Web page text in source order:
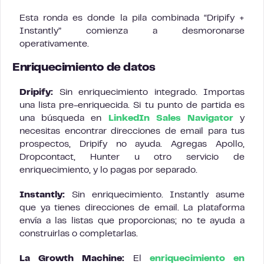
Esta ronda es donde la pila combinada “Dripify +
Instantly” comienza a desmoronarse
operativamente.
Enriquecimiento de datos
Dripify: Sin enriquecimiento integrado. Importas
una lista pre-enriquecida. Si tu punto de partida es
una búsqueda en
LinkedIn Sales Navigatory
necesitas encontrar direcciones de email para tus
prospectos, Dripify no ayuda. Agregas Apollo,
Dropcontact, Hunter u otro servicio de
enriquecimiento, y lo pagas por separado.
Instantly: Sin enriquecimiento. Instantly asume
que ya tienes direcciones de email. La plataforma
envía a las listas que proporcionas; no te ayuda a
construirlas o completarlas.
La Growth Machine: El enriquecimiento en